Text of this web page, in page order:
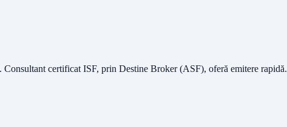
Consultant certificat ISF, prin Destine Broker (ASF), oferă emitere rapidă.